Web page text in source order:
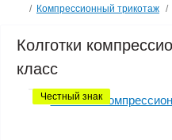
Компрессионный трикотаж
Колготки
класс
Честный знак